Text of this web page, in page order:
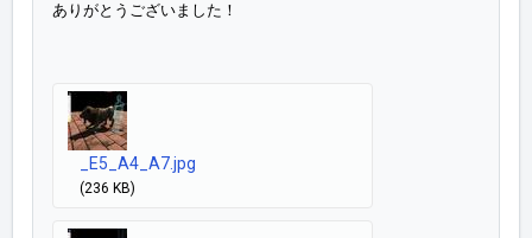
ありがとうございました！
_E5_A4_A7.jpg
(236 KB)